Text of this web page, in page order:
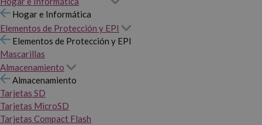
Hogar e Informática
Elementos de Protección y EPI
Elementos de Protección y EPI
Mascarillas
Almacenamiento
Almacenamiento
Tarjetas SD
Tarjetas MicroSD
Tarjetas Compact Flash